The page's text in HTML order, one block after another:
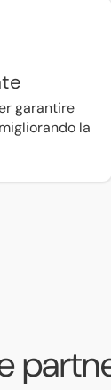
garantire
la